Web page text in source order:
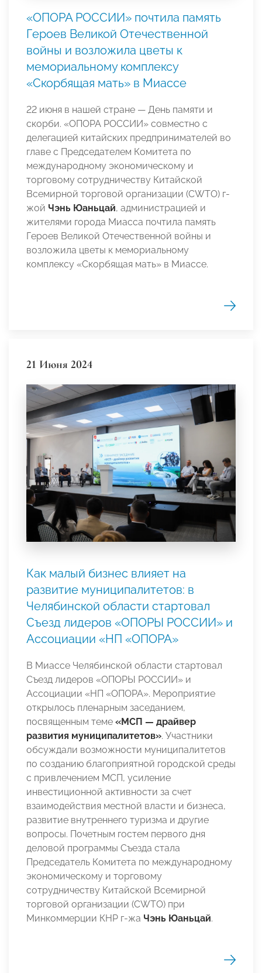
«ОПОРА РОССИИ» почтила память
Героев Великой Отечественной
войны и возложила цветы к
мемориальному комплексу
«Скорбящая мать» в Миассе
22 июня в нашей стране — День памяти и
скорби. «ОПОРА РОССИИ» совместно с
делегацией китайских предпринимателей во
главе с Председателем Комитета по
международному экономическому и
торговому сотрудничеству Китайской
Всемирной торговой организации (CWTO) г-
жой Чэнь Юаньцай, администрацией и
жителями города Миасса почтила память
Героев Великой Отечественной войны и
возложила цветы к мемориальному
комплексу «Скорбящая мать» в Миассе.
21 Июня 2024
Как малый бизнес влияет на
развитие муниципалитетов: в
Челябинской области стартовал
Съезд лидеров «ОПОРЫ РОССИИ» и
Ассоциации «НП «ОПОРА»
В Миассе Челябинской области стартовал
Съезд лидеров «ОПОРЫ РОССИИ» и
Ассоциации «НП «ОПОРА». Мероприятие
открылось пленарным заседанием,
посвященным теме «МСП — драйвер
развития муниципалитетов». Участники
обсуждали возможности муниципалитетов
по созданию благоприятной городской среды
с привлечением МСП, усиление
инвестиционной активности за счет
взаимодействия местной власти и бизнеса,
развитие внутреннего туризма и другие
вопросы. Почетным гостем первого дня
деловой программы Съезда стала
Председатель Комитета по международному
экономическому и торговому
сотрудничеству Китайской Всемирной
торговой организации (CWTO) при
Минкоммерции КНР г-жа Чэнь Юаньцай.